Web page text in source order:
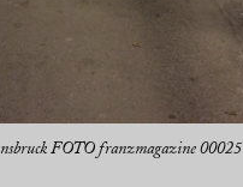
FOTO franzmagazine 00025